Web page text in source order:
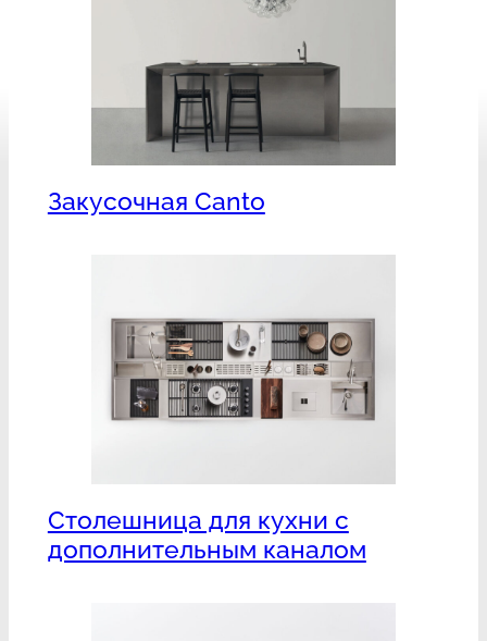
Закусочная Canto
Столешница для кухни с
дополнительным каналом